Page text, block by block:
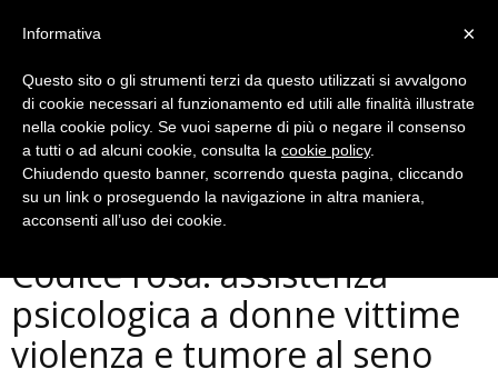
Cronaca
Ospedale di Terni, via al
Codice rosa: assistenza
psicologica a donne vittime
violenza e tumore al seno
×
Informativa
Questo sito o gli strumenti terzi da questo utilizzati si avvalgono
di cookie necessari al funzionamento ed utili alle finalità illustrate
nella cookie policy. Se vuoi saperne di più o negare il consenso
a tutti o ad alcuni cookie, consulta la cookie policy.
Chiudendo questo banner, scorrendo questa pagina, cliccando
su un link o proseguendo la navigazione in altra maniera,
acconsenti all’uso dei cookie.